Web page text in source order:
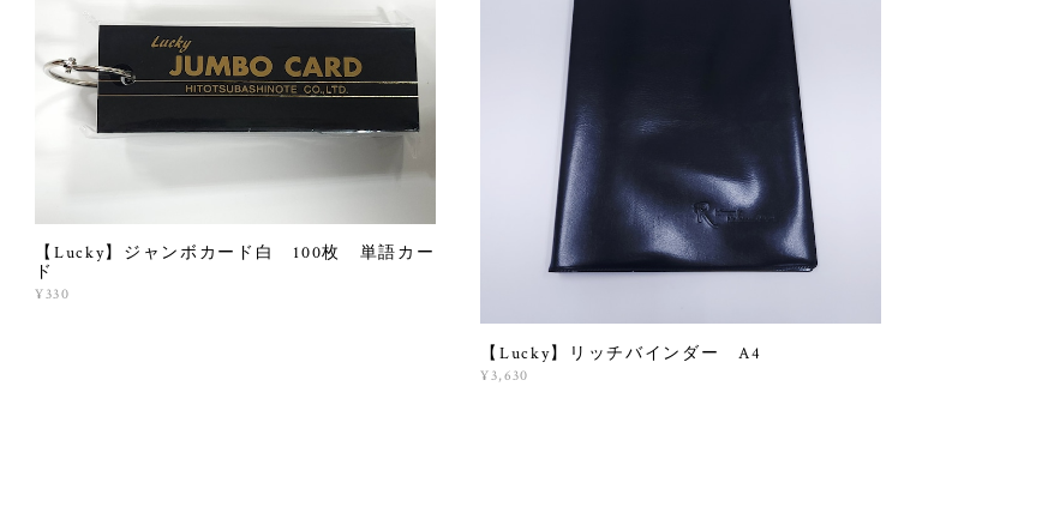
【Lucky】ジャンボカード白 100枚 単語カー
ド
¥330
【Lucky】リッチバインダー A4
¥3,630